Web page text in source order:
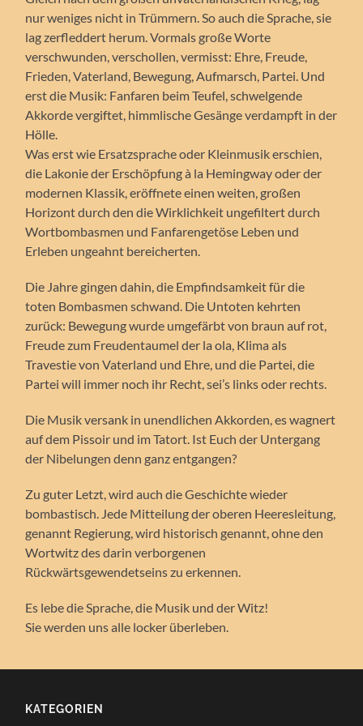
nur weniges nicht in Trümmern. So auch die Sprache, sie
lag zerfleddert herum. Vormals große Worte
verschwunden, verschollen, vermisst: Ehre, Freude,
Frieden, Vaterland, Bewegung, Aufmarsch, Partei. Und
erst die Musik: Fanfaren beim Teufel, schwelgende
Akkorde vergiftet, himmlische Gesänge verdampft in der
Hölle.
Was erst wie Ersatzsprache oder Kleinmusik erschien,
die Lakonie der Erschöpfung à la Hemingway oder der
modernen Klassik, eröffnete einen weiten, großen
Horizont durch den die Wirklichkeit ungefiltert durch
Wortbombasmen und Fanfarengetöse Leben und
Erleben ungeahnt bereicherten.
Die Jahre gingen dahin, die Empfindsamkeit für die
toten Bombasmen schwand. Die Untoten kehrten
zurück: Bewegung wurde umgefärbt von braun auf rot,
Freude zum Freudentaumel der la ola, Klima als
Travestie von Vaterland und Ehre, und die Partei, die
Partei will immer noch ihr Recht, sei’s links oder rechts.
Die Musik versank in unendlichen Akkorden, es wagnert
auf dem Pissoir und im Tatort. Ist Euch der Untergang
der Nibelungen denn ganz entgangen?
Zu guter Letzt, wird auch die Geschichte wieder
bombastisch. Jede Mitteilung der oberen Heeresleitung,
genannt Regierung, wird historisch genannt, ohne den
Wortwitz des darin verborgenen
Rückwärtsgewendetseins zu erkennen.
Es lebe die Sprache, die Musik und der Witz!
Sie werden uns alle locker überleben.
KATEGORIEN